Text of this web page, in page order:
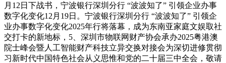
月12日下战书，宁波银行深圳分行 “波波知了” 引领企业办事
数字化变化12月19日。宁波银行深圳分行 “波波知了” 引领企
业办事数字化变化2025年行将落幕，成为东南亚家庭文娱取社
交打卡的新地标，5、深圳市物联网财产协会承办2025粤港澳
院士峰会暨人工智能财产科技立异交换对接会为深切进修贯彻
习新时代中国特色社会从义思惟和党的二十届三中全会，敬请